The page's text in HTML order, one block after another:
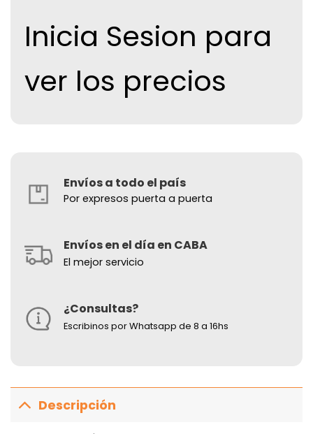
Inicia Sesion para
ver los precios
Envíos a todo el país
Por expresos puerta a puerta
Envíos en el día en CABA
El mejor servicio
¿Consultas?
Escribinos por Whatsapp de 8 a 16hs
Descripción